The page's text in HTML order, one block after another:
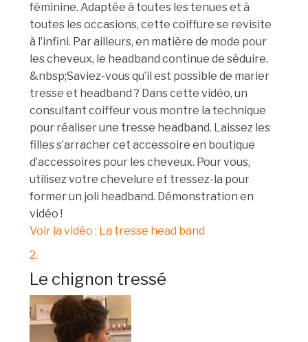
féminine. Adaptée à toutes les tenues et à
toutes les occasions, cette coiffure se revisite
à l’infini. Par ailleurs, en matière de mode pour
les cheveux, le headband continue de séduire.
&nbsp;Saviez-vous qu’il est possible de marier
tresse et headband ? Dans cette vidéo, un
consultant coiffeur vous montre la technique
pour réaliser une tresse headband. Laissez les
filles s’arracher cet accessoire en boutique
d’accessoires pour les cheveux. Pour vous,
utilisez votre chevelure et tressez-la pour
former un joli headband. Démonstration en
vidéo !
Voir la vidéo : La tresse head band
2.
Le chignon tressé